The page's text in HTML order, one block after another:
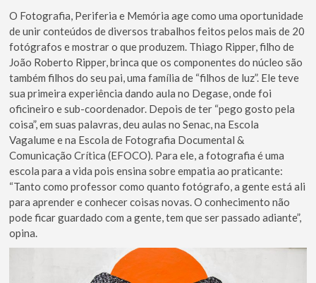
O Fotografia, Periferia e Memória age como uma oportunidade
de unir conteúdos de diversos trabalhos feitos pelos mais de 20
fotógrafos e mostrar o que produzem. Thiago Ripper, filho de
João Roberto Ripper, brinca que os componentes do núcleo são
também filhos do seu pai, uma família de “filhos de luz”. Ele teve
sua primeira experiência dando aula no Degase, onde foi
oficineiro e sub-coordenador. Depois de ter “pego gosto pela
coisa”, em suas palavras, deu aulas no Senac, na Escola
Vagalume e na Escola de Fotografia Documental &
Comunicação Crítica (EFOCO). Para ele, a fotografia é uma
escola para a vida pois ensina sobre empatia ao praticante:
“Tanto como professor como quanto fotógrafo, a gente está ali
para aprender e conhecer coisas novas. O conhecimento não
pode ficar guardado com a gente, tem que ser passado adiante”,
opina.